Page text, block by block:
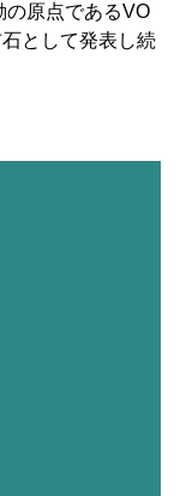
の原点であるVO
として発表し続